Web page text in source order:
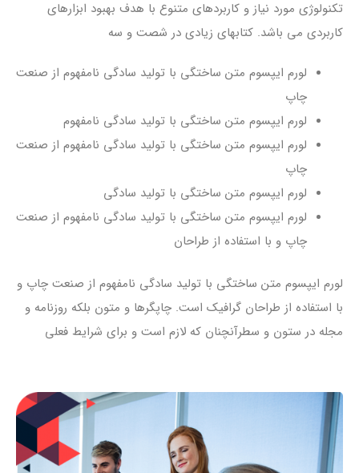
تکنولوژی مورد نیاز و کاربردهای متنوع با هدف بهبود ابزارهای
کاربردی می باشد. کتابهای زیادی در شصت و سه
لورم ایپسوم متن ساختگی با تولید سادگی نامفهوم از صنعت
چاپ
لورم ایپسوم متن ساختگی با تولید سادگی نامفهوم
لورم ایپسوم متن ساختگی با تولید سادگی نامفهوم از صنعت
چاپ
لورم ایپسوم متن ساختگی با تولید سادگی
لورم ایپسوم متن ساختگی با تولید سادگی نامفهوم از صنعت
چاپ و با استفاده از طراحان
لورم ایپسوم متن ساختگی با تولید سادگی نامفهوم از صنعت چاپ و
با استفاده از طراحان گرافیک است. چاپگرها و متون بلکه روزنامه و
مجله در ستون و سطرآنچنان که لازم است و برای شرایط فعلی